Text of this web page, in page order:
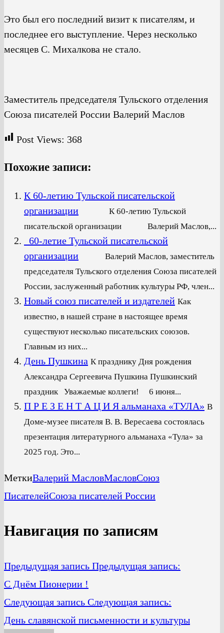
Это был его последний визит к писателям, и
последнее его выступление. Через несколько
месяцев С. Михалкова не стало.
Заместитель председателя Тульского отделения
Союза писателей России Валерий Маслов
Post Views: 368
Похожие записи:
К 60-летию Тульской писательской
организации
К 60-летию Тульской
писательской организации Валерий Маслов,...
60-летие Тульской писательской
организации
Валерий Маслов, заместитель
председателя Тульского отделения Союза писателей
России, заслуженный работник культуры РФ, член...
Новый союз писателей и издателей Как
известно, в нашей стране в настоящее время
существуют несколько писательских союзов.
Главным из них...
День Пушкина К празднику Дня рождения
Александра Сергеевича Пушкина Пушкинский
праздник Уважаемые коллеги! 6 июня...
П Р Е З Е Н Т А Ц И Я альманаха «ТУЛА» В
Доме-музее писателя В. В. Вересаева состоялась
презентация литературного альманаха «Тула» за
2025 год. Это...
МеткиВалерий МасловМасловСоюз
ПисателейСоюза писателей России
Навигация по записям
Предыдущая запись Предыдущая запись:
С Днём Пионерии !
Следующая запись Следующая запись:
День славянской письменности и культуры